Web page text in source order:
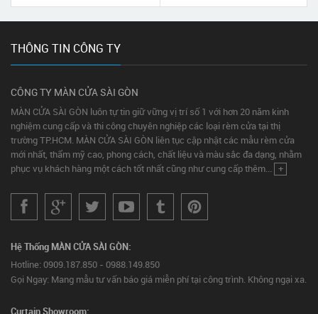
THÔNG TIN CÔNG TY
CÔNG TY MÀN CỬA SÀI GÒN
MÀN CỬA SÀI GÒN luôn tự tin giữ vững vị trí số 1 với hơn 20 năm kinh
nghiệm cung cấp và thi công chuyên nghiệp các loại rèm cửa tại thị
trường TP.HCM. MÀN CỬA SÀI GÒN liên tục cập nhật các mẫu rèm cửa
mới nhất, thẩm mỹ cao, phong cách, chất liệu và màu sắc đa dạng, nhằm
phục vụ khách hàng một cách tốt nhất cũng như cung cấp thêm... +
Hệ Thống MÀN CỬA SÀI GÒN:
Hotline: 0909.187.850 - 0988.149.850
Gọi Ngay: Mang mẫu tư vấn báo giá miễn phí tại công trình. Không ngại xa.
Curtain Showroom: